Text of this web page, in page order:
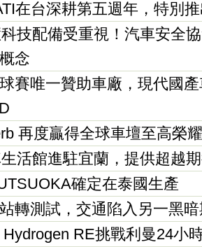
在台深耕第五週年，特別
技配備受重視！汽車安全
念
賽唯一贊助車廠，現代國
再度贏得全球車壇至高榮
活館進駐宜蘭，提供超越
確定在泰國生產
轉測試，交通陷入另一黑
RE挑戰利曼24小